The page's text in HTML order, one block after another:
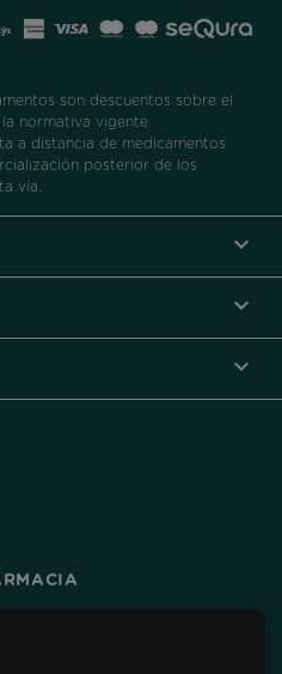
son descuentos sobre el
normativa vigente.
a distancia de medicamentos
posterior de los
vía.


